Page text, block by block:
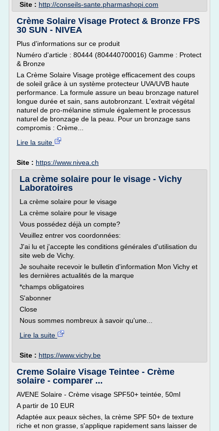
Site : http://conseils-sante.pharmashopi.com
Crème Solaire Visage Protect & Bronze FPS
30 SUN - NIVEA
Plus d'informations sur ce produit
Numéro d'article : 80444 (804440700016) Gamme : Protect
& Bronze
La Crème Solaire Visage protège efficacement des coups
de soleil grâce à un système protecteur UVA/UVB haute
performance. La formule assure un beau bronzage naturel
longue durée et sain, sans autobronzant. L'extrait végétal
naturel de pro-mélanine stimule également le processus
naturel de bronzage de la peau. Pour un bronzage sans
compromis : Crème...
Lire la suite
Site : https://www.nivea.ch
La crème solaire pour le visage - Vichy
Laboratoires
La crème solaire pour le visage
La crème solaire pour le visage
Vous possédez déjà un compte?
Veuillez entrer vos coordonnées:
J'ai lu et j'accepte les conditions générales d'utilisation du
site web de Vichy.
Je souhaite recevoir le bulletin d'information Mon Vichy et
les dernières actualités de la marque
*champs obligatoires
S'abonner
Close
Nous sommes nombreux à savoir qu'une...
Lire la suite
Site : https://www.vichy.be
Creme Solaire Visage Teintee - Crème
solaire - comparer ...
AVENE Solaire - Crème visage SPF50+ teintée, 50ml
A partir de 10 EUR
Adaptée aux peaux sèches, la crème SPF 50+ de texture
riche et non grasse, s'applique rapidement sans laisser de